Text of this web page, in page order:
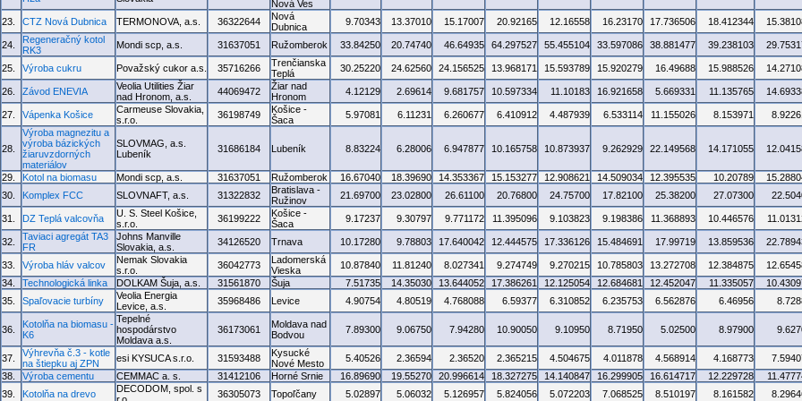
Nová Ves
23.
CTZ Nová Dubnica TERMONOVA, a.s. 36322644
Nová
Dubnica
9.70343 13.37010 15.17007 20.92165 12.16558 16.23170 17.736506 18.412344
24.
Regeneračný kotol
RK3
Mondi scp, a.s. 31637051 Ružomberok 33.84250 20.74740 46.64935 64.297527 55.455104 33.597086 38.881477 39.238103
25. Výroba cukru Považský cukor a.s. 35716266
Trenčianska
Teplá
30.25220 24.62560 24.156525 13.968171 15.593789 15.920279 16.49688 15.988526
26. Závod ENEVIA
Veolia Utilities Žiar
nad Hronom, a.s.
44069472
Žiar nad
Hronom
4.12129 2.69614 9.681757 10.597334 11.10183 16.921658 5.669331 11.135765
27. Vápenka Košice
Carmeuse Slovakia,
s.r.o.
36198749
Košice -
Šaca
5.97081 6.11231 6.260677 6.410912 4.487939 6.533114 11.155026 8.153971
28.
Výroba magnezitu a
výroba bázických
žiaruvzdorných
materiálov
SLOVMAG, a.s.
Lubeník
31686184 Lubeník 8.83224 6.28006 6.947877 10.165758 10.873937 9.262929 22.149568 14.171055
29. Kotol na biomasu Mondi scp, a.s. 31637051 Ružomberok 16.67040 18.39690 14.353367 15.153277 12.908621 14.509034 12.395535 10.20789
30.
Komplex FCC SLOVNAFT, a.s. 31322832
Bratislava -
Ružinov
21.69700 23.02800 26.61100 20.76800 24.75700 17.82100 25.38200 27.07300
31. DZ Teplá valcovňa
U. S. Steel Košice,
s.r.o.
36199222
Košice -
Šaca
9.17237 9.30797 9.771172 11.395096 9.103823 9.198386 11.368893 10.446576
32.
Taviaci agregát TA3
FR
Johns Manville
Slovakia, a.s.
34126520 Trnava 10.17280 9.78803 17.640042 12.444575 17.336126 15.484691 17.99719 13.859536
33. Výroba hláv valcov
Nemak Slovakia
s.r.o.
36042773
Ladomerská
Vieska
10.87840 11.81240 8.027341 9.274749 9.270215 10.785803 13.272708 12.384875
34.
Technologická linka DOLKAM Šuja, a.s. 31561870 Šuja 7.51735 14.35030 13.644052 17.386261 12.125054 12.684681 12.452047 11.335057
35.
Spaľovacie turbíny
Veolia Energia
Levice, a.s.
35968486 Levice 4.90754 4.80519 4.768088 6.59377 6.310852 6.235753 6.562876 6.46956
36.
Kotolňa na biomasu -
K6
Tepelné
hospodárstvo
Moldava a.s.
36173061
Moldava nad
Bodvou
7.89300 9.06750 7.94280 10.90050 9.10950 8.71950 5.02500 8.97900
37.
Výhrevňa č.3 - kotle
na štiepku aj ZPN
esi KYSUCA s.r.o. 31593488
Kysucké
Nové Mesto
5.40526 2.36594 2.36520 2.365215 4.504675 4.011878 4.568914 4.168773
38.
Výroba cementu CEMMAC a. s. 31412106 Horné Srnie 16.89690 19.55270 20.996614 18.327275 14.140847 16.299905 16.614717 12.229728
39.
Kotolňa na drevo
DECODOM, spol. s
36305073 Topoľčany 5.02897 5.06032 5.126957 5.824056 5.072203 7.068525 8.510197 8.161582